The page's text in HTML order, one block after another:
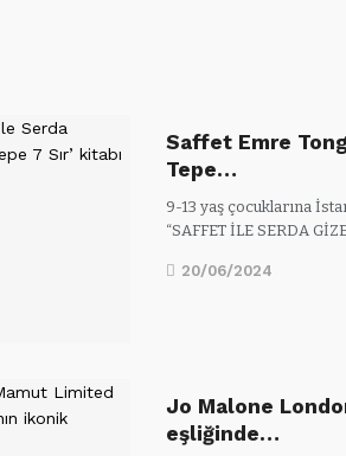
Saffet Emre
Tepe…
9-13 yaş çocuklarına
“SAFFET İLE SERDA
20/06/2024
Jo Malone
eşliğinde…